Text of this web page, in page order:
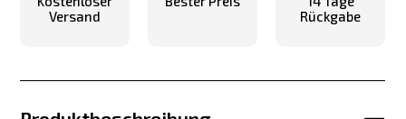
Versand
Rückgabe